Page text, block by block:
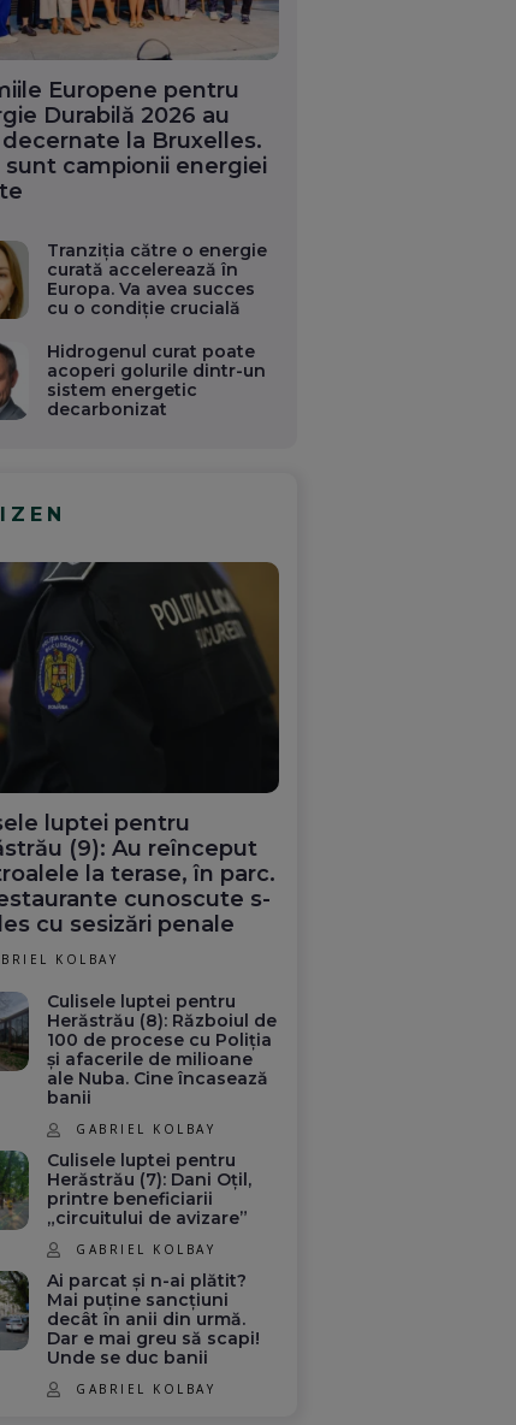
Europene pentru
Durabilă 2026 au
la Bruxelles.
sunt campionii energiei
Tranziția către o energie
curată accelerează în
Europa. Va avea succes
cu o condiție crucială
Hidrogenul curat poate
acoperi golurile dintr-un
sistem energetic
decarbonizat
luptei pentru
(9): Au reînceput
la terase, în parc.
cunoscute s-
cu sesizări penale
KOLBAY
Culisele luptei pentru
Herăstrău (8): Războiul de
100 de procese cu Poliția
și afacerile de milioane
ale Nuba. Cine încasează
banii
GABRIEL KOLBAY
Culisele luptei pentru
Herăstrău (7): Dani Oțil,
printre beneficiarii
„circuitului de avizare”
GABRIEL KOLBAY
Ai parcat și n-ai plătit?
Mai puține sancțiuni
decât în anii din urmă.
Dar e mai greu să scapi!
Unde se duc banii
GABRIEL KOLBAY